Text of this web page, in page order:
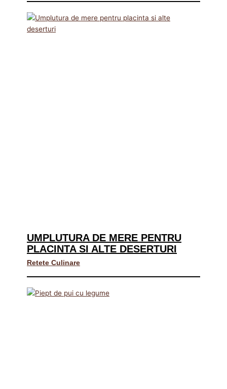
UMPLUTURA DE MERE PENTRU
PLACINTA SI ALTE DESERTURI
Retete Culinare